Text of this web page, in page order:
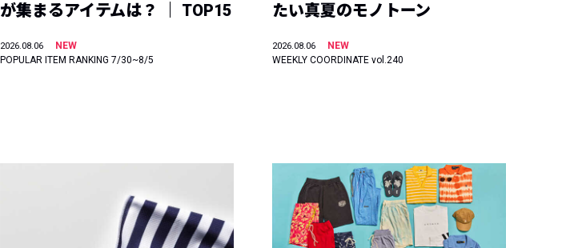
が集まるアイテムは？ ｜ TOP15
2026.08.06
NEW
POPULAR ITEM RANKING 7/30~8/5
たい真夏のモノトーン
2026.08.06
NEW
WEEKLY COORDINATE vol.240